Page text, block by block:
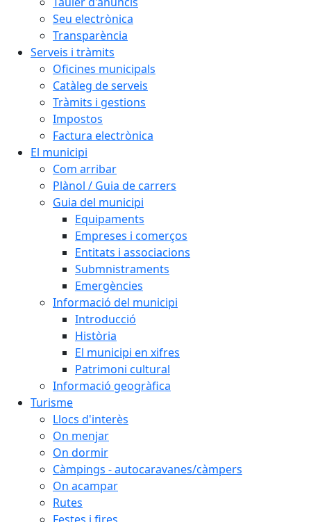
Seu electrònica
Transparència
Serveis i tràmits
Oficines municipals
Catàleg de serveis
Tràmits i gestions
Impostos
Factura electrònica
El municipi
Com arribar
Plànol / Guia de carrers
Guia del municipi
Equipaments
Empreses i comerços
Entitats i associacions
Submnistraments
Emergències
Informació del municipi
Introducció
Història
El municipi en xifres
Patrimoni cultural
Informació geogràfica
Turisme
Llocs d'interès
On menjar
On dormir
Càmpings - autocaravanes/càmpers
On acampar
Rutes